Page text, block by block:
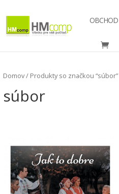
OBCHOD
Domov/ Produkty so značkou “súbor”
súbor